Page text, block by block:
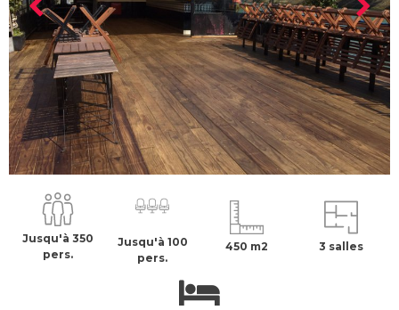
75015-Paris À partir de :
4105 €H.T
Jusqu'à 350
pers.
Jusqu'à 100
pers.
450 m2 3 salles